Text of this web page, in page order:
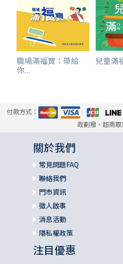
職場滿福寶：帶給
你...
兒童滿
付款方式：
政劃撥、超商
關於我們
常見問題FAQ
聯絡我們
門市資訊
徵人啟事
消息活動
隱私權政策
注目優惠